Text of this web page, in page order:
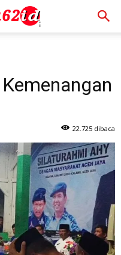
22.725 dibaca